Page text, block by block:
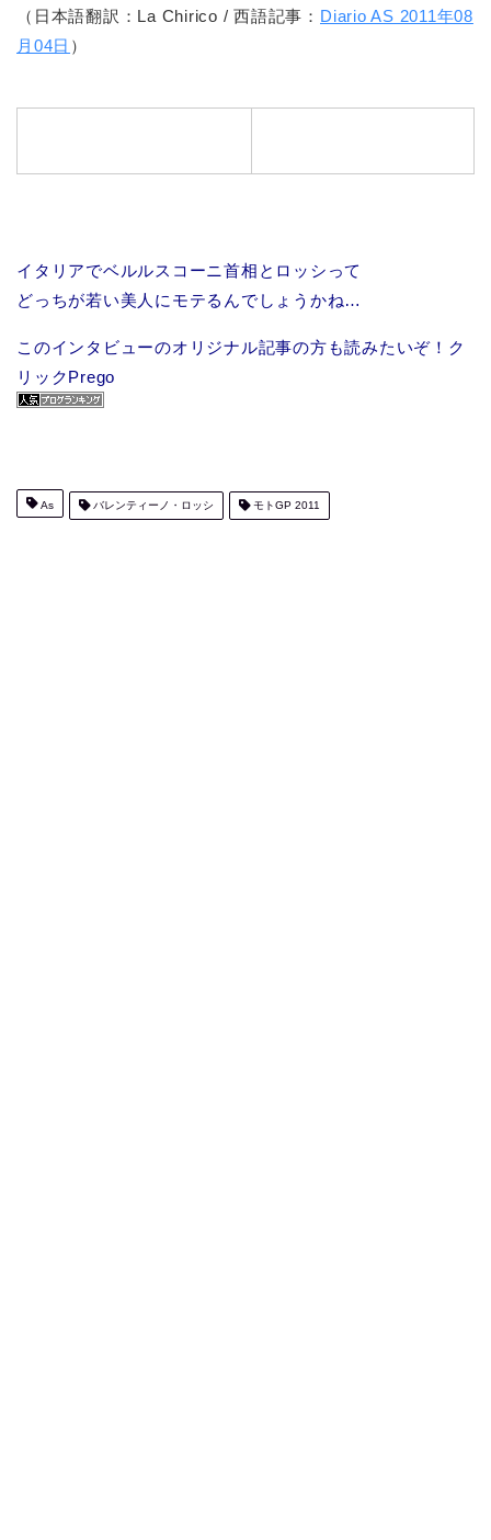
（日本語翻訳：La Chirico / 西語記事： Diario AS 2011年08
月04日 ）
イタリアでベルルスコーニ首相とロッシって
どっちが若い美人にモテるんでしょうかね…
このインタビューのオリジナル記事の方も読みたいぞ！ク
リックPrego
As バレンティーノ・ロッシ モトGP 2011